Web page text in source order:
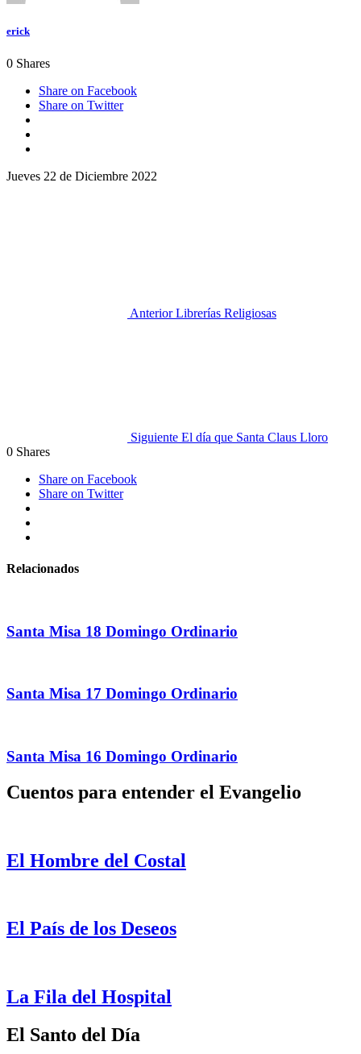
erick
0 Shares
Share on Facebook
Share on Twitter
Jueves 22 de Diciembre 2022
Anterior Librerías Religiosas
Siguiente El día que Santa Claus Lloro
0 Shares
Share on Facebook
Share on Twitter
Relacionados
Santa Misa 18 Domingo Ordinario
Santa Misa 17 Domingo Ordinario
Santa Misa 16 Domingo Ordinario
Cuentos para entender el Evangelio
El Hombre del Costal
El País de los Deseos
La Fila del Hospital
El Santo del Día